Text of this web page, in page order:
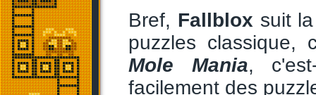
Bref, Fallblox suit
puzzles
Mole Mania,
facilement des